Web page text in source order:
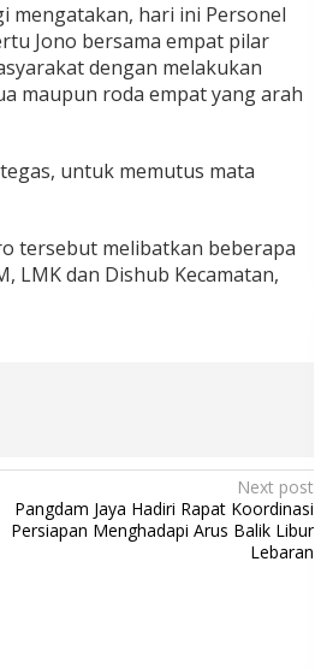
mengatakan, hari ini Personel
Jono bersama empat pilar
dengan melakukan
maupun roda empat yang arah
untuk memutus mata
tersebut melibatkan beberapa
LMK dan Dishub Kecamatan,
Next post
Pangdam Jaya Hadiri Rapat Koordinasi
Persiapan Menghadapi Arus Balik Libur
Lebaran